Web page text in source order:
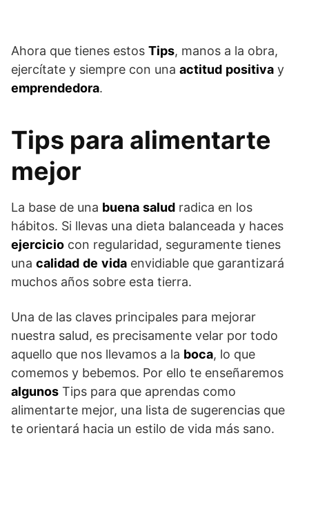
Ahora que tienes estos Tips, manos a la obra,
ejercítate y siempre con una actitud positiva y
emprendedora.
Tips para alimentarte
mejor
La base de una buena salud radica en los
hábitos. Si llevas una dieta balanceada y haces
ejercicio con regularidad, seguramente tienes
una calidad de vida envidiable que garantizará
muchos años sobre esta tierra.
Una de las claves principales para mejorar
nuestra salud, es precisamente velar por todo
aquello que nos llevamos a la boca, lo que
comemos y bebemos. Por ello te enseñaremos
algunos Tips para que aprendas como
alimentarte mejor, una lista de sugerencias que
te orientará hacia un estilo de vida más sano.